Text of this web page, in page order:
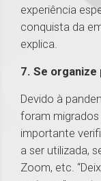
experiência
conquista da
explica.
7. Se
Devido à
foram migrados
importante
a ser utilizada,
Zoom, etc.